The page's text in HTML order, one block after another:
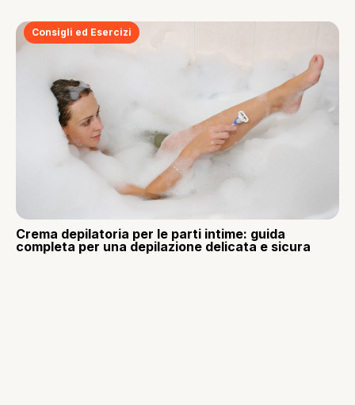
Consigli ed Esercizi
Crema depilatoria per le parti intime: guida
completa per una depilazione delicata e sicura